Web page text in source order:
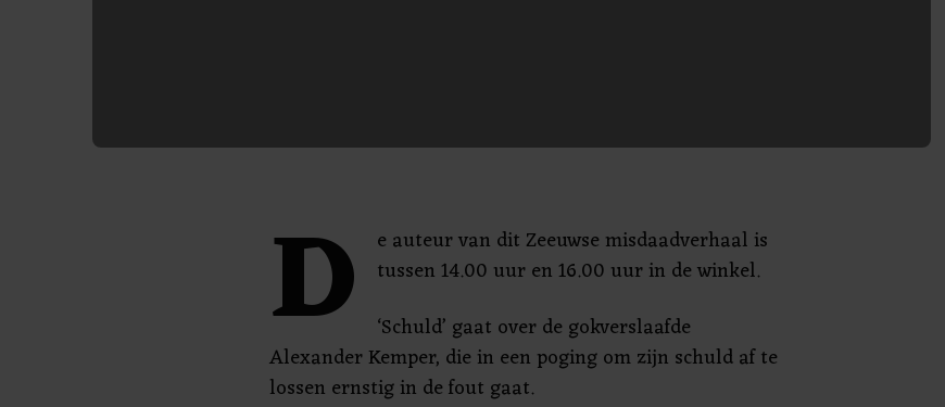
D
e auteur van dit Zeeuwse misdaadverhaal is
tussen 14.00 uur en 16.00 uur in de winkel.
‘Schuld’ gaat over de gokverslaafde
Alexander Kemper, die in een poging om zijn schuld af te
lossen ernstig in de fout gaat.